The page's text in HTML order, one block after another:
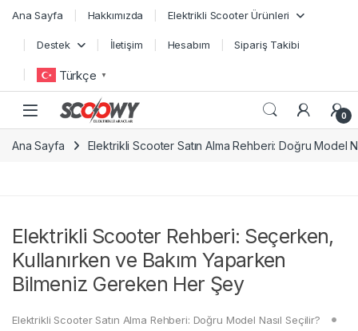
Skip to navigation
Skip to content
Ana Sayfa Hakkımızda Elektrikli Scooter Ürünleri
Destek İletişim Hesabım Sipariş Takibi
Türkçe ▼
0
Ana Sayfa Elektrikli Scooter Satın Alma Rehberi: Doğru Model
Elektrikli Scooter Rehberi: Seçerken,
Kullanırken ve Bakım Yaparken
Bilmeniz Gereken Her Şey
Elektrikli Scooter Satın Alma Rehberi: Doğru Model Nasıl Seçilir?